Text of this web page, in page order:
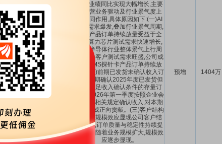
654.79%～
761.6%
本期业绩同比实现大幅增长,主要
系主营业务驱动及行业景气度上
行共同作用,具体原因如下:(一)AI
算力需求爆发,叠加行业景气周期,
成熟产品订单持续放量受益于全
球AI算力芯片测试需求快速增长,
叠加半导体行业整体景气上行周
期,下游客户测试需求旺盛,公司成
熟MEMS探针卡产品订单持续放
量。(二)前期已发货未确认收入订
单在本期确认2025年度已发货但
尚未满足收入确认条件的存量订
单,于2026年第一季度按照企业会
计准则相关规定确认收入,对本期
业绩形成正向贡献。(三)客户结构
优化与规模效应显现公司客户结
构优化,订单质量与稳定性持续提
升;同时随着业务规模扩大,规模效
应逐步显现。
预增 1404万